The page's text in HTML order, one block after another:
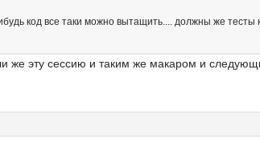
код все таки можно вытащить.... должны же тесты
же эту сессию и таким же макаром и